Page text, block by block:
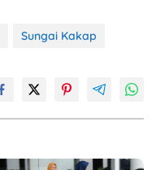
Sungai Kakap